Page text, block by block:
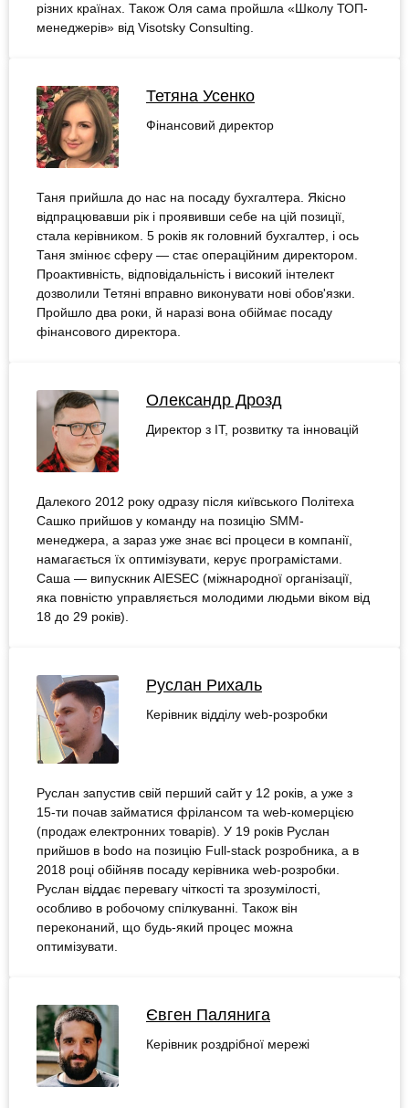
різних країнах. Також Оля сама пройшла «Школу ТОП-
менеджерів» від Visotsky Consulting.
Тетяна Усенко
Фінансовий директор
Таня прийшла до нас на посаду бухгалтера. Якісно
відпрацювавши рік і проявивши себе на цій позиції,
стала керівником. 5 років як головний бухгалтер, і ось
Таня змінює сферу — стає операційним директором.
Проактивність, відповідальність і високий інтелект
дозволили Тетяні вправно виконувати нові обов'язки.
Пройшло два роки, й наразі вона обіймає посаду
фінансового директора.
Олександр Дрозд
Директор з IT, розвитку та інновацій
Далекого 2012 року одразу після київського Політеха
Сашко прийшов у команду на позицію SMM-
менеджера, а зараз уже знає всі процеси в компанії,
намагається їх оптимізувати, керує програмістами.
Саша — випускник AIESEC (міжнародної організації,
яка повністю управляється молодими людьми віком від
18 до 29 років).
Руслан Рихаль
Керівник відділу web-розробки
Руслан запустив свій перший сайт у 12 років, а уже з
15-ти почав займатися фрілансом та web-комерцією
(продаж електронних товарів). У 19 років Руслан
прийшов в bodo на позицію Full-stack розробника, а в
2018 році обійняв посаду керівника web-розробки.
Руслан віддає перевагу чіткості та зрозумілості,
особливо в робочому спілкуванні. Також він
переконаний, що будь-який процес можна
оптимізувати.
Євген Палянига
Керівник роздрібної мережі